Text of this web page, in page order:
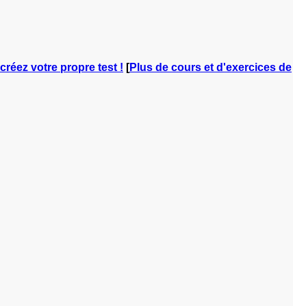
votre propre test ! [Plus de cours et d'exercices de